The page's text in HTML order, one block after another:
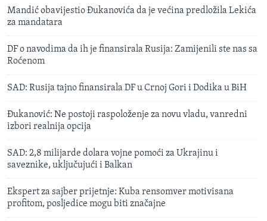
Mandić obavijestio Đukanovića da je većina predložila Lekića
za mandatara
DF o navodima da ih je finansirala Rusija: Zamijenili ste nas sa
Roćenom
SAD: Rusija tajno finansirala DF u Crnoj Gori i Dodika u BiH
Đukanović: Ne postoji raspoloženje za novu vladu, vanredni
izbori realnija opcija
SAD: 2,8 milijarde dolara vojne pomoći za Ukrajinu i
saveznike, uključujući i Balkan
Ekspert za sajber prijetnje: Kuba rensomver motivisana
profitom, posljedice mogu biti značajne